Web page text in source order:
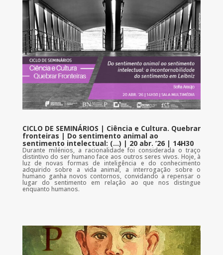
CICLO DE SEMINÁRIOS | Ciência e Cultura. Quebrar
fronteiras | Do sentimento animal ao
sentimento intelectual: (…) | 20 abr. ’26 | 14H30
Durante milénios, a racionalidade foi considerada o traço
distintivo do ser humano face aos outros seres vivos. Hoje, à
luz de novas formas de inteligência e do conhecimento
adquirido sobre a vida animal, a interrogação sobre o
humano ganha novos contornos, convidando a repensar o
lugar do sentimento em relação ao que nos distingue
enquanto humanos.